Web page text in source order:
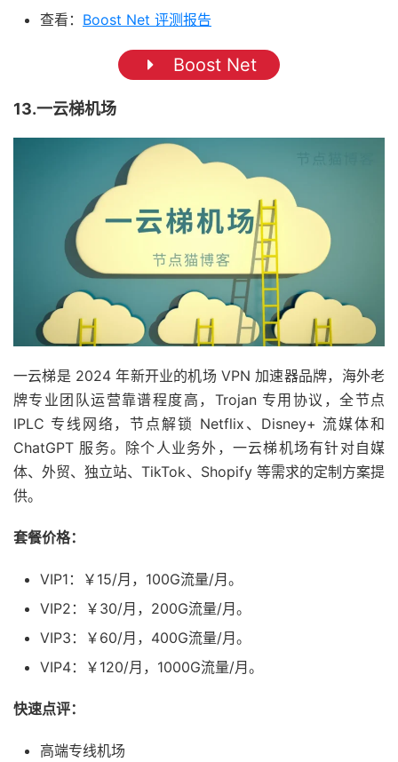
查看： Boost Net 评测报告
Boost Net
13.一云梯机场
一云梯是 2024 年新开业的机场 VPN 加速器品牌，海外老
牌专业团队运营靠谱程度高，Trojan 专用协议，全节点
IPLC 专线网络，节点解锁 Netflix、Disney+ 流媒体和
ChatGPT 服务。除个人业务外，一云梯机场有针对自媒
体、外贸、独立站、TikTok、Shopify 等需求的定制方案提
供。
套餐价格：
VIP1：￥15/月，100G流量/月。
VIP2：￥30/月，200G流量/月。
VIP3：￥60/月，400G流量/月。
VIP4：￥120/月，1000G流量/月。
快速点评：
高端专线机场